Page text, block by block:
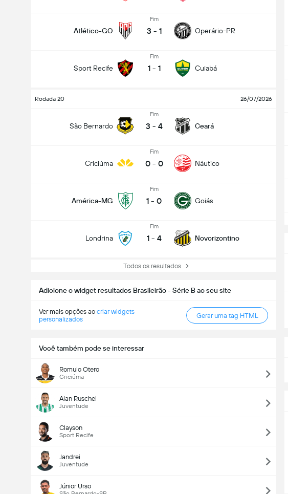
Atlético-GO
Fim
3 - 1 Operário-PR
Sport Recife
Fim
1 - 1 Cuiabá
Rodada 20 26/07/2026
São Bernardo
Fim
3 - 4 Ceará
Criciúma
Fim
0 - 0 Náutico
América-MG
Fim
1 - 0 Goiás
Londrina
Fim
1 - 4 Novorizontino
Todos os resultados
Adicione o widget resultados Brasileirão - Série B ao seu site
Ver mais opções ao criar widgets
personalizados
Gerar uma tag HTML
Você também pode se interessar
Romulo Otero
Criciúma
Alan Ruschel
Juventude
Clayson
Sport Recife
Jandrei
Juventude
Júnior Urso